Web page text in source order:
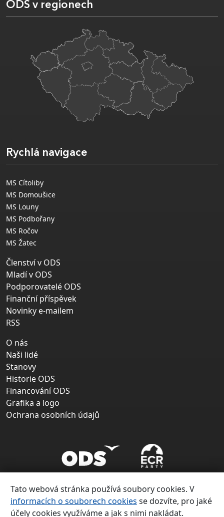
ODS v regionech
Rychlá navigace
MS Cítoliby
MS Domoušice
MS Louny
MS Podbořany
MS Ročov
MS Žatec
Členství v ODS
Mladí v ODS
Podporovatelé ODS
Finanční příspěvek
Novinky e-mailem
RSS
O nás
Naši lidé
Stanovy
Historie ODS
Financování ODS
Grafika a logo
Ochrana osobních údajů
Tato webová stránka používá soubory cookies. V
informacích o souborech cookies se dozvíte, pro jaké
účely cookies využíváme a jak s nimi nakládat.